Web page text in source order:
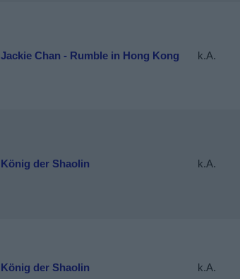
Jackie Chan - Rumble in Hong Kong k.A.
König der Shaolin k.A.
König der Shaolin k.A.